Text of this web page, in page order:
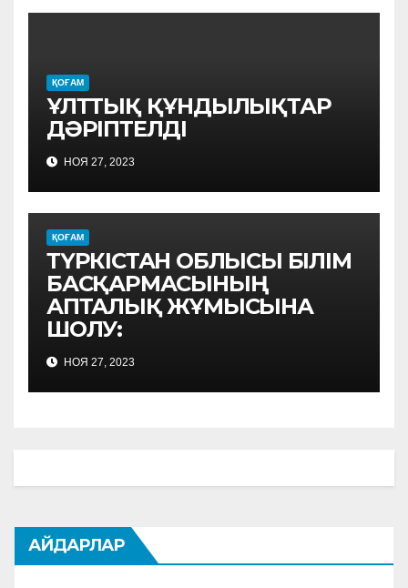
ҚОҒАМ
ҰЛТТЫҚ ҚҰНДЫЛЫҚТАР
ДӘРІПТЕЛДІ
НОЯ 27, 2023
ҚОҒАМ
ТҮРКІСТАН ОБЛЫСЫ БІЛІМ
БАСҚАРМАСЫНЫҢ
АПТАЛЫҚ ЖҰМЫСЫНА
ШОЛУ:
НОЯ 27, 2023
АЙДАРЛАР